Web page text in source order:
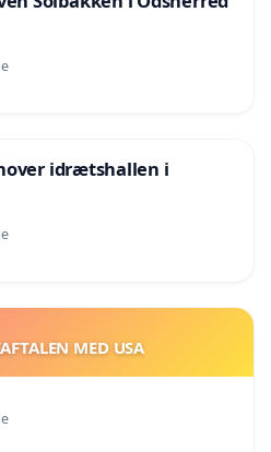
idrætshallen i
MED USA